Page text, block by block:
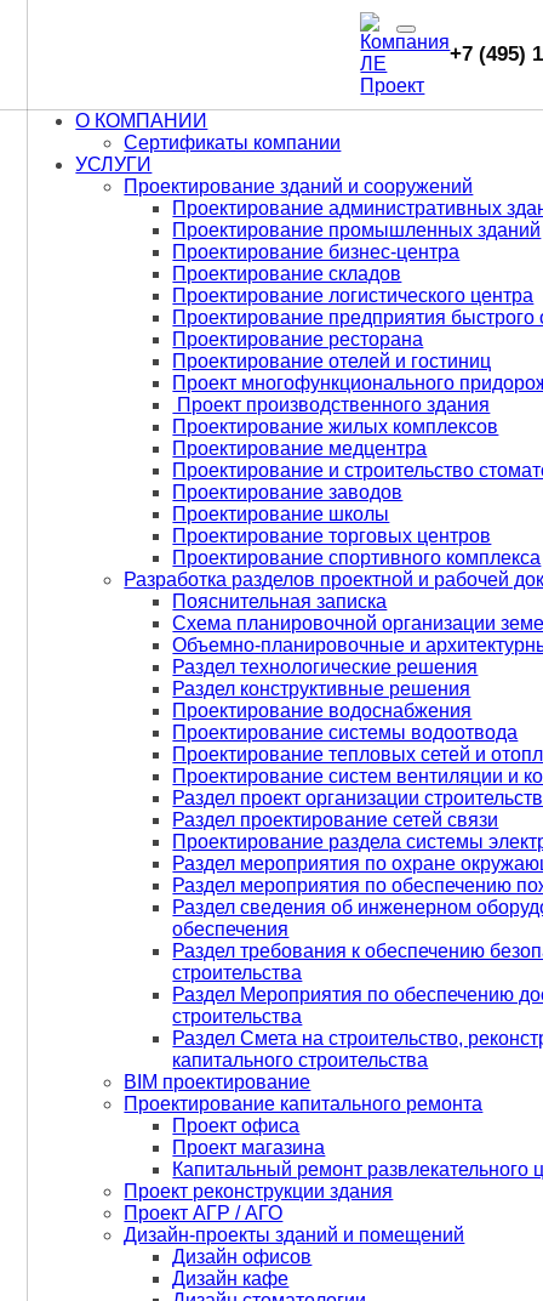
content
Проектирование
Проектные работы
+7 (495)
О КОМПАНИИ
Сертификаты компании
УСЛУГИ
Проектирование зданий и сооружений
Проектирование административных
Проектирование промышленных зданий
Проектирование бизнес-центра
Проектирование складов
Проектирование логистического центра
Проектирование предприятия
Проектирование ресторана
Проектирование отелей и гостиниц
Проект многофункционального
Проект производственного здания
Проектирование жилых комплексов
Проектирование медцентра
Проектирование и строительство
Проектирование заводов
Проектирование школы
Проектирование торговых центров
Проектирование спортивного комплекса
Разработка разделов проектной и рабочей
Пояснительная записка
Схема планировочной организации
Объемно-планировочные и
Раздел технологические решения
Раздел конструктивные решения
Проектирование водоснабжения
Проектирование системы водоотвода
Проектирование тепловых сетей и
Проектирование систем вентиляции и
Раздел проект организации
Раздел проектирование сетей связи
Проектирование раздела системы
Раздел мероприятия по охране
Раздел мероприятия по обеспечению
Раздел сведения об инженерном
обеспечения
Раздел требования к обеспечению
строительства
Раздел Мероприятия по обеспечению
строительства
Раздел Смета на строительство,
капитального строительства
BIM проектирование
Проектирование капитального ремонта
Проект офиса
Проект магазина
Капитальный ремонт развлекательного
Проект реконструкции здания
Проект АГР / АГО
Дизайн-проекты зданий и помещений
Дизайн офисов
Дизайн кафе
Сеть магазинов
Азбука Вкуса
подготовили
рабочую
документацию для
строительства
шести объектов в
Москве:
Опубликовано: 18.11.202425.02.2025
Главная
/ ПОРТФОЛИО/ Сеть
магазинов Азбука Вкуса подготовили
рабочую документацию для
строительства шести объектов в
Москве:
Описание работ: